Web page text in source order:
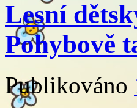
Lesní
Pohybově
Publikováno